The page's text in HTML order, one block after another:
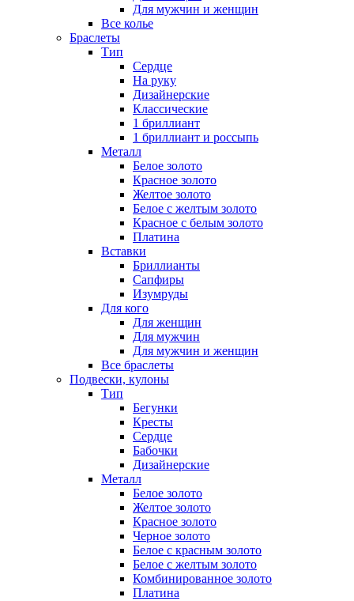
Для мужчин и женщин
Все колье
Браслеты
Тип
Сердце
На руку
Дизайнерские
Классические
1 бриллиант
1 бриллиант и россыпь
Металл
Белое золото
Красное золото
Желтое золото
Белое с желтым золото
Красное с белым золото
Платина
Вставки
Бриллианты
Сапфиры
Изумруды
Для кого
Для женщин
Для мужчин
Для мужчин и женщин
Все браслеты
Подвески, кулоны
Тип
Бегунки
Кресты
Сердце
Бабочки
Дизайнерские
Металл
Белое золото
Желтое золото
Красное золото
Черное золото
Белое с красным золото
Белое с желтым золото
Комбинированное золото
Платина